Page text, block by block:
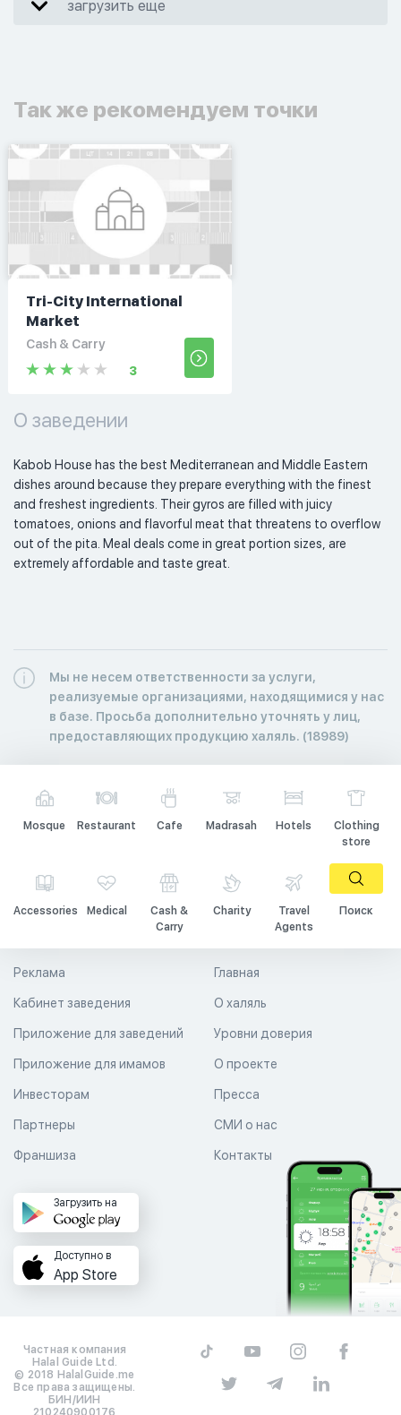
загрузить еще
Так же рекомендуем точки
Tri-City International
Market
Cash & Carry
3
О заведении
Kabob House has the best Mediterranean and Middle Eastern
dishes around because they prepare everything with the finest
and freshest ingredients. Their gyros are filled with juicy
tomatoes, onions and flavorful meat that threatens to overflow
out of the pita. Meal deals come in great portion sizes, are
extremely affordable and taste great.
Мы не несем ответственности за услуги,
реализуемые организациями, находящимися у нас
в базе. Просьба дополнительно уточнять у лиц,
предоставляющих продукцию халяль. (18989)
Mosque Restaurant Cafe Madrasah Hotels
Clothing
store
Accessories Medical
Cash &
Carry
Charity
Travel
Agents
Поиск
Главная
О халяль
Уровни доверия
Реклама
Кабинет заведения
Приложение для заведений
Приложение для имамов О проекте
Пресса
СМИ о нас
Контакты
Инвесторам
Партнеры
Франшиза
Загрузить на
Доступно в
App Store
Частная компания
Halal Guide Ltd.
© 2018 HalalGuide.me
Все права защищены.
БИН/ИИН
210240900176